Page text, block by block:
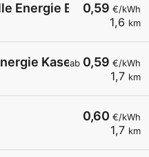
0,59 €/kWh
1,6 km
Energie Burgenland
ab 0,59 €/kWh
1,7 km
Kasernenstraße
0,60 €/kWh
1,7 km